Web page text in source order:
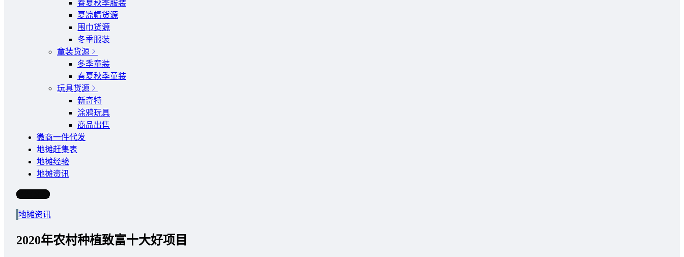
春夏秋季服装
夏凉帽货源
围巾货源
冬季服装
童装货源
冬季童装
春夏秋季童装
玩具货源
新奇特
涂鸦玩具
商品出售
微商一件代发
地摊赶集表
地摊经验
地摊资讯
写文章
地摊资讯
2020年农村种植致富十大好项目